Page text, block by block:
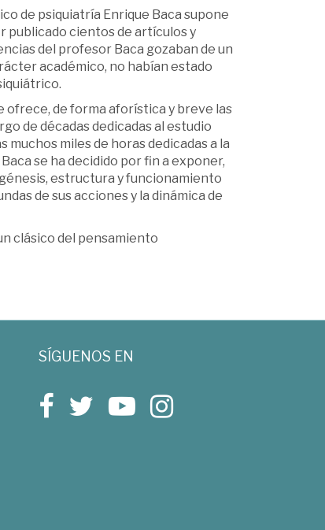
de psiquiatría Enrique Baca supone
publicado cientos de artículos y
del profesor Baca gozaban de un
académico, no habían estado
ofrece, de forma aforística y breve las
de décadas dedicadas al estudio
miles de horas dedicadas a la
se ha decidido por fin a exponer,
estructura y funcionamiento
de sus acciones y la dinámica de
clásico del pensamiento
SÍGUENOS EN